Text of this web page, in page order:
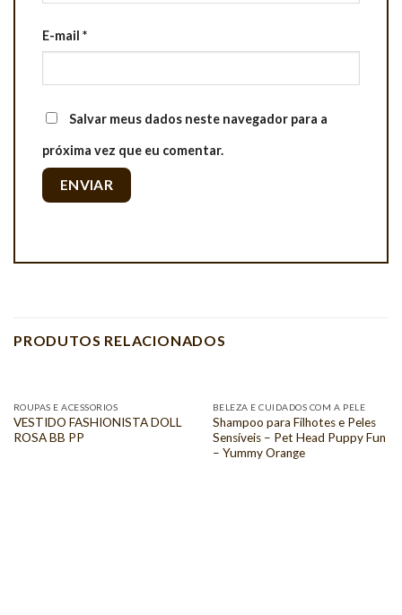
E-mail *
Salvar meus dados neste navegador para a
próxima vez que eu comentar.
PRODUTOS RELACIONADOS
ROUPAS E ACESSORIOS
VESTIDO FASHIONISTA DOLL
ROSA BB PP
BELEZA E CUIDADOS COM A PELE
Shampoo para Filhotes e Peles
Sensíveis – Pet Head Puppy Fun
– Yummy Orange